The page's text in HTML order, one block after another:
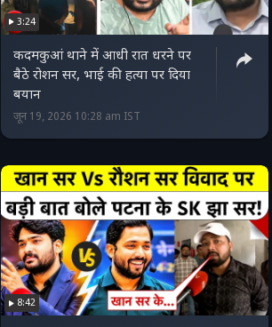
3:24
कदमकुआं थाने में आधी रात धरने पर
बैठे रोशन सर, भाई की हत्या पर दिया
बयान
जून 19, 2026 10:28 am IST
8:42